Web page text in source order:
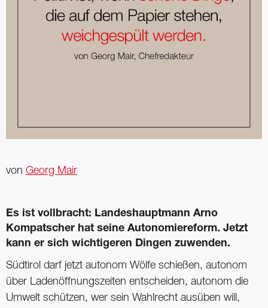
von Georg Mair
Es ist vollbracht: Landeshauptmann Arno
Kompatscher hat seine Autonomiereform. Jetzt
kann er sich wichtigeren Dingen zuwenden.
Südtirol darf jetzt autonom Wölfe schießen, autonom
über Ladenöffnungszeiten entscheiden, autonom die
Umwelt schützen, wer sein Wahlrecht ausüben will,